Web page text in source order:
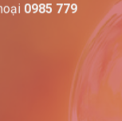
0985 779